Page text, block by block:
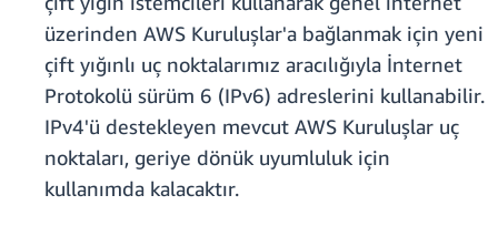
üzerinden AWS Kuruluşlar'a bağlanmak için yeni
çift yığınlı uç noktalarımız aracılığıyla İnternet
Protokolü sürüm 6 (IPv6) adreslerini kullanabilir.
IPv4'ü destekleyen mevcut AWS Kuruluşlar uç
noktaları, geriye dönük uyumluluk için
kullanımda kalacaktır.